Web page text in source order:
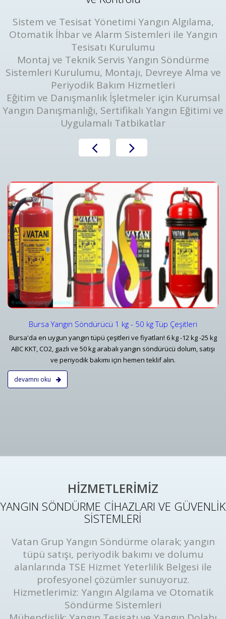
Sistem ve Tesisat Yönetimi Yangın Algılama,
Otomatik İhbar ve Alarm Sistemleri ile Yangın
Tesisatı Kurulumu
Montaj ve Teknik Servis Yangın Söndürme
Sistemleri Kurulumu, Montajı, Devreye Alma ve
Periyodik Bakım Hizmetleri
Eğitim ve Danışmanlık İşletmeler için Kurumsal
Yangın Danışmanlığı, Sertifikalı Yangın Eğitimi ve
Uygulamalı Tatbikatlar
Bursa Yangın Söndürücü 1 kg - 50 kg Tüp Çeşitleri
Bursa'da en uygun yangın tüpü çeşitleri ve fiyatları! 6 kg -12 kg -25 kg
ABC KKT, CO2, gazlı ve 50 kg arabalı yangın söndürücü dolum, satışı
ve periyodik bakımı için hemen teklif alın.
devamnı oku
Yangın Dedektörleri & Sensörleri (Duman, Isı, Gaz)
Yangın Dedektörü Çeşitleri ve İhbar Ekipmanları
Detaylar
HİZMETLERİMİZ
YANGIN SÖNDÜRME CİHAZLARI VE GÜVENLİK
SİSTEMLERİ
Vatan Grup Yangın Söndürme olarak; yangın
tüpü satışı, periyodik bakımı ve dolumu
alanlarında TSE Hizmet Yeterlilik Belgesi ile
profesyonel çözümler sunuyoruz.
Hizmetlerimiz: Yangın Algılama ve Otomatik
Söndürme Sistemleri